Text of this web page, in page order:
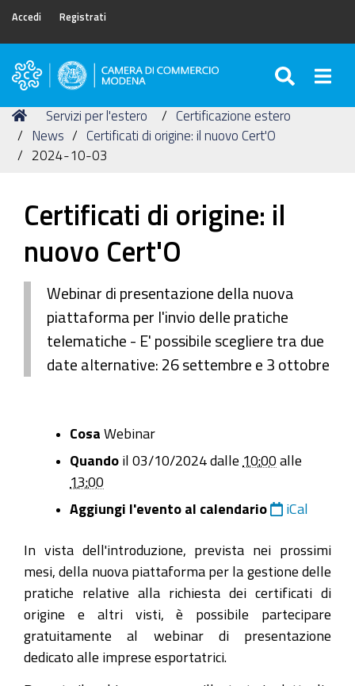
Accedi Registrati
Camera
Commercio
di
Modena
Tu
sei
qui:
Home
Servizi per l'estero
Certificazione estero
News
Certificati di origine: il nuovo Cert'O
2024-10-03
Certificati di origine: il
nuovo Cert'O
Webinar di presentazione della nuova
piattaforma per l'invio delle pratiche
telematiche - E' possibile scegliere tra due
date alternative: 26 settembre e 3 ottobre
estero/certificazione-
estero/news/certificati-
nuovo-
certo/2024-
10-
03
Certificati
di
Cosa Webinar
Quando il 03/10/2024 dalle 10:00 alle
13:00
Aggiungi l'evento al calendario
iCal
In vista dell'introduzione, prevista nei prossimi
mesi, della nuova piattaforma per la gestione delle
pratiche relative alla richiesta dei certificati di
origine e altri visti, è possibile partecipare
gratuitamente al webinar di presentazione
dedicato alle imprese esportatrici.